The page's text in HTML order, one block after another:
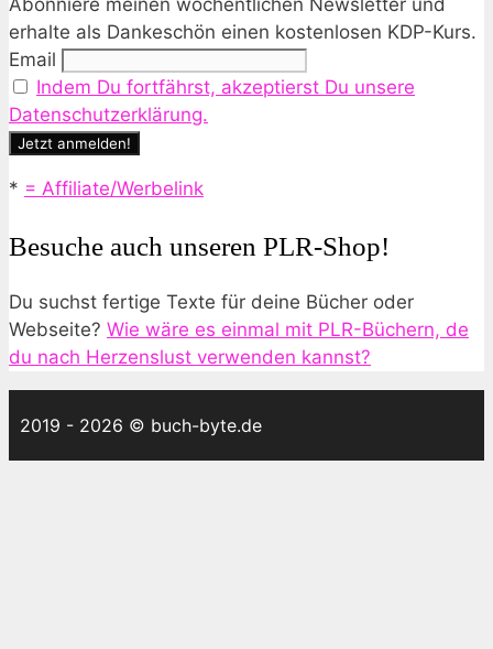
erhalte als Dankeschön einen kostenlosen KDP-Kurs.
Email
Indem Du fortfährst, akzeptierst Du unsere
Datenschutzerklärung.
* = Affiliate/Werbelink
Besuche auch unseren PLR-Shop!
Du suchst fertige Texte für deine Bücher oder
Webseite? Wie wäre es einmal mit PLR-Büchern, de
du nach Herzenslust verwenden kannst?
2019 - 2026 © buch-byte.de